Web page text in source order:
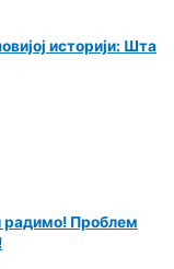
историји: Шта
радимо! Проблем